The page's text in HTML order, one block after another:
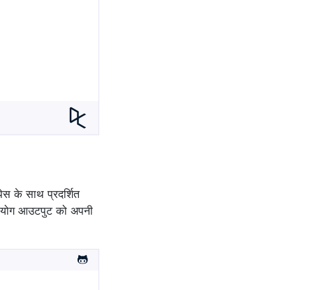
के साथ प्रदर्शित
आउटपुट को अपनी